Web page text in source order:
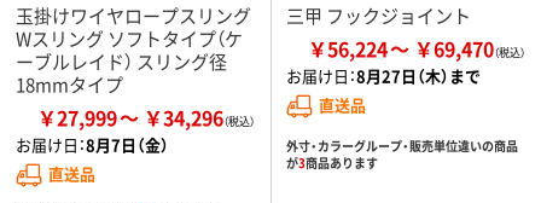
玉掛けワイヤロープスリング
Wスリング ソフトタイプ（ケ
ーブルレイド） スリング径
18mmタイプ
￥27,999 ￥34,296
お届け日：8月7日（金）
直送品
三甲 フックジョイント
￥56,224 ￥69,470
お届け日：8月27日（木）まで
直送品
外寸・カラーグループ・販売単位違いの商品
が3商品あります